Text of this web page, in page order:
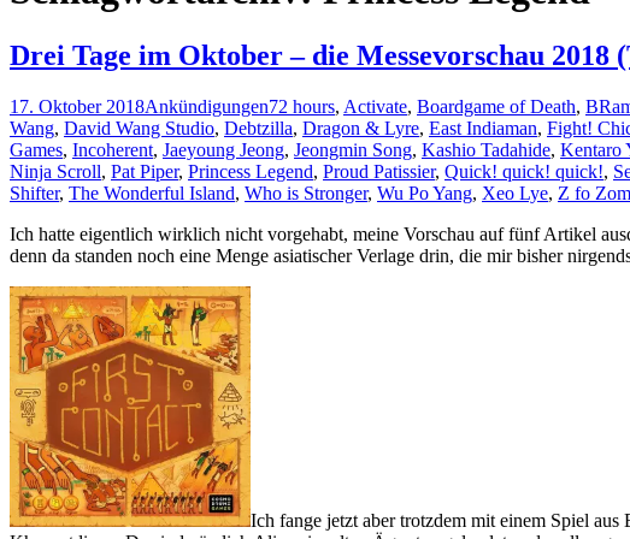
Drei Tage im Oktober – die Messevorschau 2018
17. Oktober 2018Ankündigungen72 hours, Activate, Boardgame of Death,
Wang, David Wang Studio, Debtzilla, Dragon & Lyre, East Indiaman, Fight!
Games, Incoherent, Jaeyoung Jeong, Jeongmin Song, Kashio Tadahide, Kentaro
Ninja Scroll, Pat Piper, Princess Legend, Proud Patissier, Quick! quick! quick!,
Shifter, The Wonderful Island, Who is Stronger, Wu Po Yang, Xeo Lye, Z fo
Ich hatte eigentlich wirklich nicht vorgehabt, meine Vorschau auf fünf Artikel
denn da standen noch eine Menge asiatischer Verlage drin, die mir bisher
Ich fange jetzt aber trotzdem mit einem Spiel